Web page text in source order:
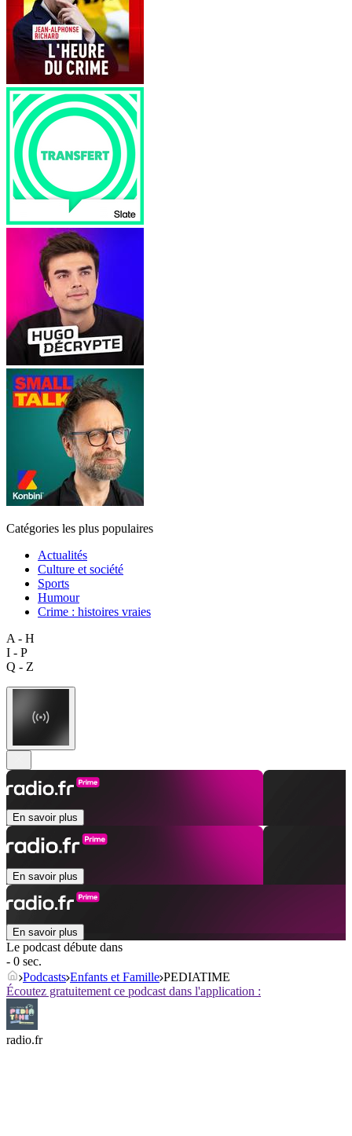
Catégories les plus populaires
Actualités
Culture et société
Sports
Humour
Crime : histoires vraies
A - H
I - P
Q - Z
En savoir plus
En savoir plus
En savoir plus
Le podcast débute dans
- 0 sec.
Podcasts Enfants et Famille PEDIATIME
Écoutez gratuitement ce podcast dans l'application :
radio.fr